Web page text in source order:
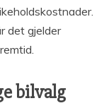
det gjelder
bilvalg